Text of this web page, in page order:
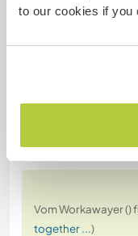
to our cookies if you
Feedback
Vom Workawayer ()
together ...)